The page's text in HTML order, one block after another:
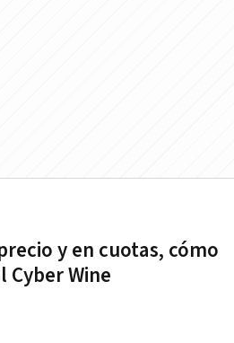
y en cuotas, cómo
Cyber Wine